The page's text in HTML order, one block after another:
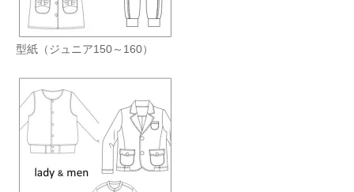
型紙（ジュニア150～160）